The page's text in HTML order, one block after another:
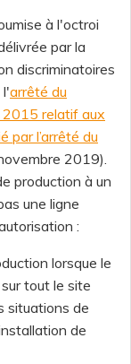
à l'octroi
par la
discriminatoires
l'arrêté du
relatif aux
par l’arrêté du
2019).
production à un
une ligne
:
lorsque le
tout le site
situations de
de